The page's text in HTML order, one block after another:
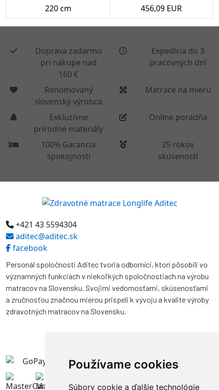
Používame cookies
Súbory cookie a ďalšie technológie
220 cm
456,09 EUR
Doprava zadarmo
pri nákupe nad
160 €
Expedícia do 3
pracovných dní
Renomovaný
slovenský výrobca
Matrace na mieru
Exkluzívne
prírodné materiály
Online poradňa
100% Garancia
spokojnosti
25 rokov
skúseností
+421 43 5594304
aditec@aditec.sk
facebook
Personál spoločnosti Aditec tvoria odborníci, ktorí pôsobili vo
významných funkciách v niekoľkých spoločnostiach na výrobu
matracov na Slovensku. Svojimi vedomosťami, skúsenosťami
a zručnosťou značnou mierou prispeli k vývoju a kvalite výroby
zdravotných matracov na Slovensku.